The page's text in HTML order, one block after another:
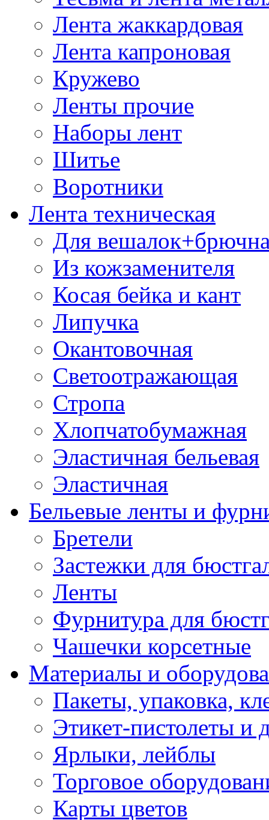
Лента жаккардовая
Лента капроновая
Кружево
Ленты прочие
Наборы лент
Шитье
Воротники
Лента техническая
Для
Из кожзаменителя
Косая бейка и кант
Липучка
Окантовочная
Светоотражающая
Стропа
Хлопчатобумажная
Эластичная бельевая
Эластичная
Бельевые ленты и
Бретели
Застежки для
Ленты
Фурнитура для
Чашечки корсетные
Материалы и
Пакеты, упаковка,
Этикет-пистолеты и
Ярлыки, лейблы
Торговое
Карты цветов